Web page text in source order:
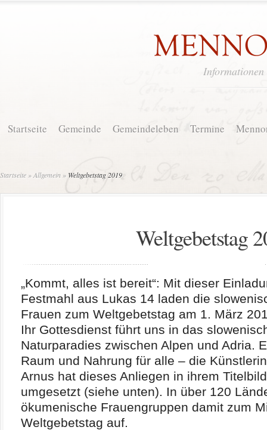
Startseite Gemeinde Gemeindeleben Termine
Startseite »Allgemein » Weltgebetstag 2019
Weltgebetstag
„Kommt, alles ist bereit“: Mit dieser
Festmahl aus Lukas 14 laden die
Frauen zum Weltgebetstag am 1. März
Ihr Gottesdienst führt uns in das
Naturparadies zwischen Alpen und Adria.
Raum und Nahrung für alle – die
Arnus hat dieses Anliegen in ihrem
umgesetzt (siehe unten). In über 120
ökumenische Frauengruppen damit zum
Weltgebetstag auf.